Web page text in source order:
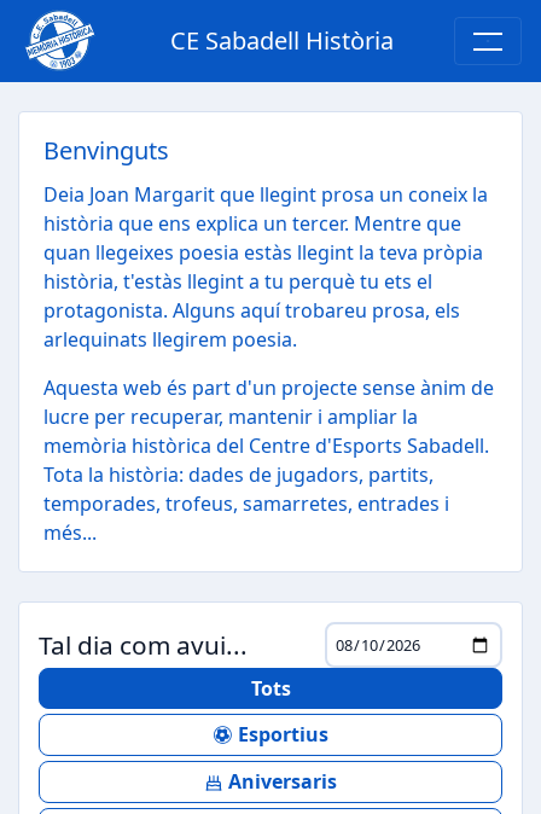
CE Sabadell Història
CE Sabadell Història
Benvinguts
Deia Joan Margarit que llegint prosa un coneix la
història que ens explica un tercer. Mentre que
quan llegeixes poesia estàs llegint la teva pròpia
història, t'estàs llegint a tu perquè tu ets el
protagonista. Alguns aquí trobareu prosa, els
arlequinats llegirem poesia.
Aquesta web és part d'un projecte sense ànim de
lucre per recuperar, mantenir i ampliar la
memòria històrica del Centre d'Esports Sabadell.
Tota la història: dades de jugadors, partits,
temporades, trofeus, samarretes, entrades i
més...
Tal dia com avui...
Tots
Esportius
Aniversaris